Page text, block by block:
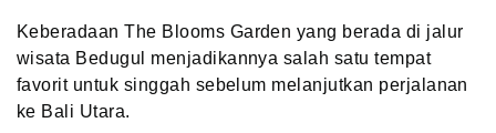
Keberadaan The Blooms Garden yang berada di jalur
wisata Bedugul menjadikannya salah satu tempat
favorit untuk singgah sebelum melanjutkan perjalanan
ke Bali Utara.